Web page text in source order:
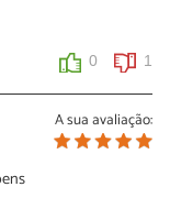
0 1
A sua avaliação: